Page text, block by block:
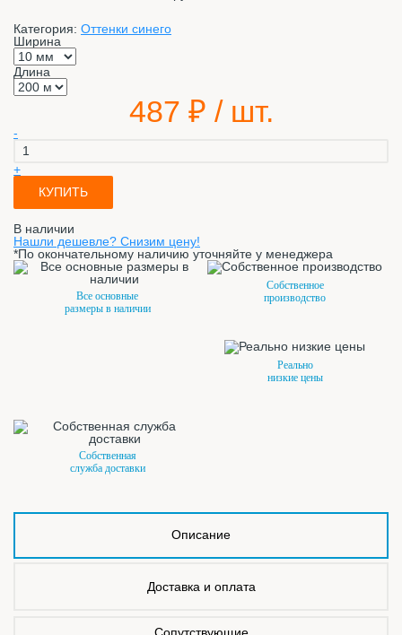
Категория: Оттенки синего
Ширина
Длина
487 ₽ / шт.
-
+
КУПИТЬ
В наличии
Нашли дешевле? Снизим цену!
*По окончательному наличию уточняйте у менеджера
Все основные
размеры в наличии
Собственное
производство
Реально
низкие цены
Собственная
служба доставки
Описание
Доставка и оплата